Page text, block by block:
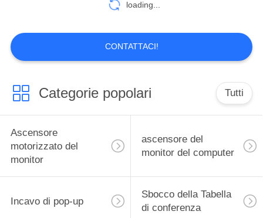
Hub di media
20
loading...
CONTATTACI!
Categorie popolari Tutti
Ascensore
motorizzato del
monitor
ascensore del
monitor del computer
Incavo di pop-up
Sbocco della Tabella
di conferenza